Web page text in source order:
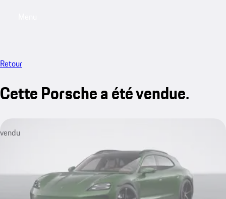
Retour
Cette Porsche a été vendue.
vendu